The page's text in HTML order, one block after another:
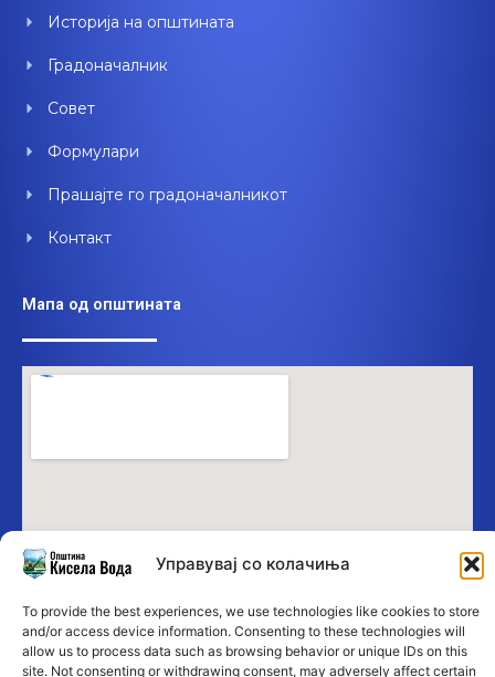
Управувај со колачиња
To provide the best experiences, we use technologies like cookies to store
and/or access device information. Consenting to these technologies will
allow us to process data such as browsing behavior or unique IDs on this
site. Not consenting or withdrawing consent, may adversely affect certain
k
n
Историја на општината
Градоначалник
Совет
Формулари
Прашајте го градоначалникот
Контакт
Мапа од општината